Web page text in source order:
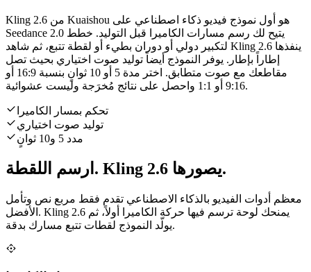
Kling 2.6 من Kuaishou هو أول نموذج فيديو ذكاء اصطناعي على
Seedance 2.0 يتيح لك رسم مسارات الكاميرا قبل التوليد. خطط
لتكبير دولي أو دوران بطيء أو لقطة تتبع، ثم شاهد Kling 2.6 ينفذها
إطاراً بإطار. يوفر النموذج أيضاً توليد صوت اختياري بحيث تصل
مقاطعك مع صوت متطابق. اختر مدة 5 أو 10 ثوانٍ بنسبة 16:9 أو
9:16 أو 1:1 واحصل على نتائج مُخرَجة وليست عشوائية.
تحكم بمسار الكاميرا
توليد صوت اختياري
مدد 5 و10 ثوانٍ
ارسم اللقطة. Kling 2.6 يصورها.
معظم أدوات الفيديو بالذكاء الاصطناعي تقدم فقط مربع نص وتأمل
الأفضل. Kling 2.6 يمنحك لوحة ترسم فيها حركة الكاميرا أولاً، ثم
يولّد النموذج لقطات تتبع مسارك بدقة.